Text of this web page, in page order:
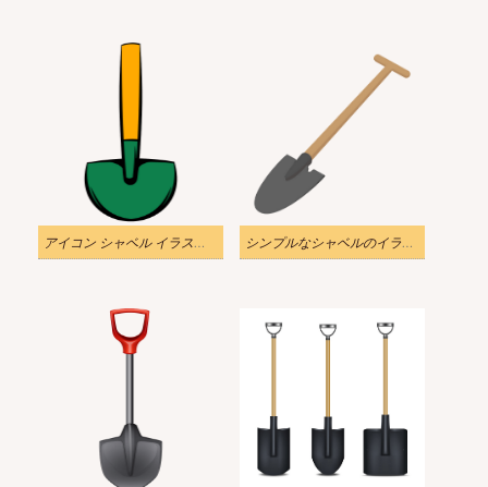
アイコン シャベル イラスト透明2 シンプルなシャベルのイラスト透明